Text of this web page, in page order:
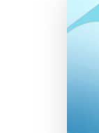
初回30日間無